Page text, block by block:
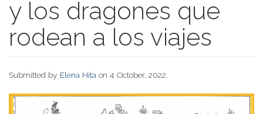
y los dragones que
rodean a los viajes
Submitted by Elena Hita on 4 October, 2022.